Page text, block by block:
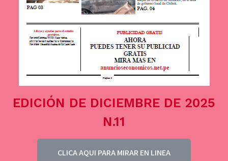
EDICIÓN DE DICIEMBRE DE 2025
N.11
CLICA AQUI PARA MIRAR EN LINEA